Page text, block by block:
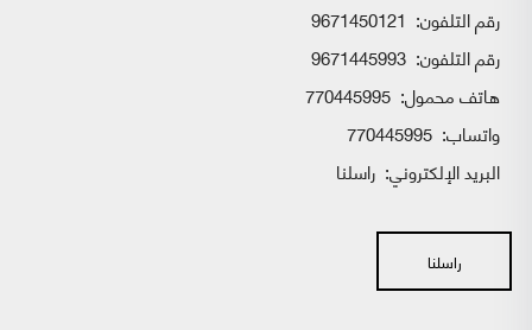
رقم التلفون: 9671450121
رقم التلفون: 9671445993
هاتف محمول: 770445995
واتساب:
البريد الإلكتروني: راسلنا
راسلنا